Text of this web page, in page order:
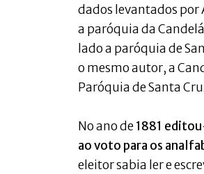
dados levantados por
a paróquia da
lado a paróquia de
o mesmo autor, a
Paróquia de Santa
No ano de1881
ao voto para os
eleitor sabia ler e